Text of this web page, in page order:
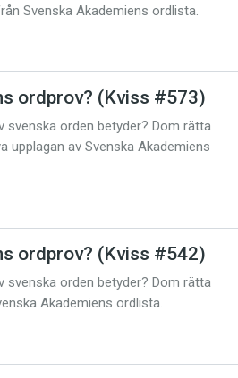
digitalt
Svenska Akademiens ordlista.
ordprov? (Kviss #573)
svenska orden betyder? Dom rätta
upplagan av Svenska Akademiens
ordprov? (Kviss #542)
svenska orden betyder? Dom rätta
Akademiens ordlista.